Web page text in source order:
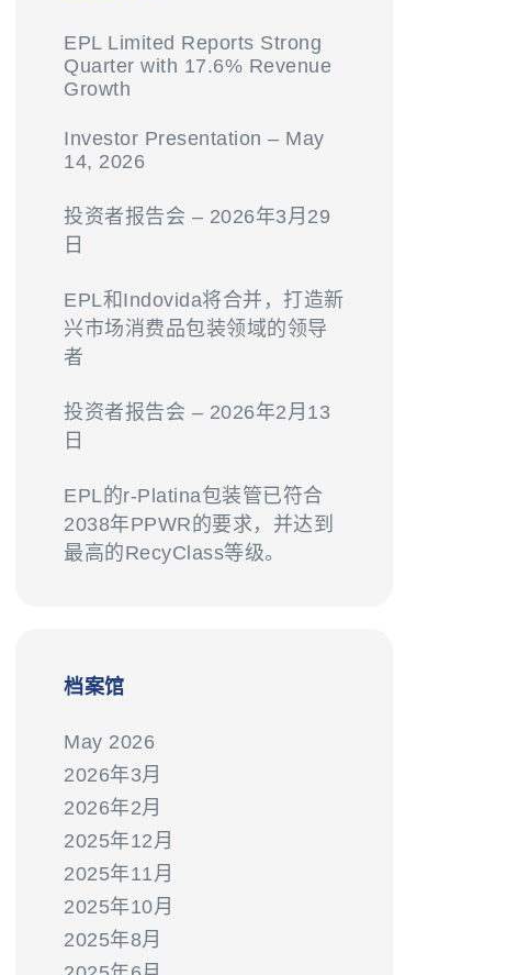
EPL Limited Reports Strong
Quarter with 17.6% Revenue
Growth
Investor Presentation – May
14, 2026
投资者报告会 – 2026年3月29
日
EPL和Indovida将合并，打造新
兴市场消费品包装领域的领导
者
投资者报告会 – 2026年2月13
日
EPL的r-Platina包装管已符合
2038年PPWR的要求，并达到
最高的RecyClass等级。
档案馆
May 2026
2026年3月
2026年2月
2025年12月
2025年11月
2025年10月
2025年8月